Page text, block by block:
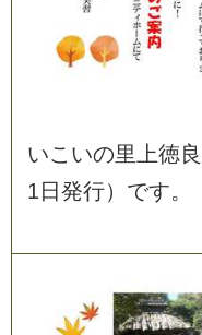
いこ いの里 上徳良
1 日 発行） です。